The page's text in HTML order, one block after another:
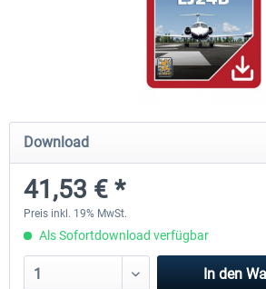
Airbus A320/A321
42,33 € *
Download
41,53 € *
Preis inkl. 19% MwSt.
Als Sofortdownload verfügbar
In den